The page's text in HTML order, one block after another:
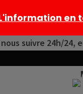
suivre 24h/24,
en